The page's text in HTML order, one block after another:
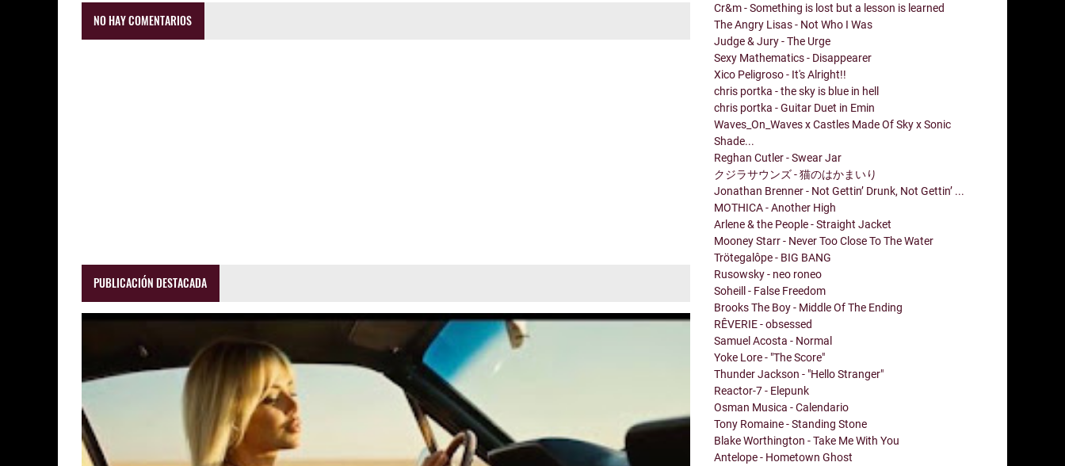
NO HAY COMENTARIOS
PUBLICACIÓN DESTACADA
Cr&m - Something is lost but a lesson is learned
The Angry Lisas - Not Who I Was
Judge & Jury - The Urge
Sexy Mathematics - Disappearer
Xico Peligroso - It's Alright!!
chris portka - the sky is blue in hell
chris portka - Guitar Duet in Emin
Waves_On_Waves x Castles Made Of Sky x Sonic
Shade...
Reghan Cutler - Swear Jar
クジラサウンズ - 猫のはかまいり
Jonathan Brenner - Not Gettin’ Drunk, Not Gettin’ ...
MOTHICA - Another High
Arlene & the People - Straight Jacket
Mooney Starr - Never Too Close To The Water
Trötegalôpe - BIG BANG
Rusowsky - neo roneo
Soheill - False Freedom
Brooks The Boy - Middle Of The Ending
RÊVERIE - obsessed
Samuel Acosta - Normal
Yoke Lore - "The Score"
Thunder Jackson - "Hello Stranger"
Reactor-7 - Elepunk
Osman Musica - Calendario
Tony Romaine - Standing Stone
Blake Worthington - Take Me With You
Antelope - Hometown Ghost